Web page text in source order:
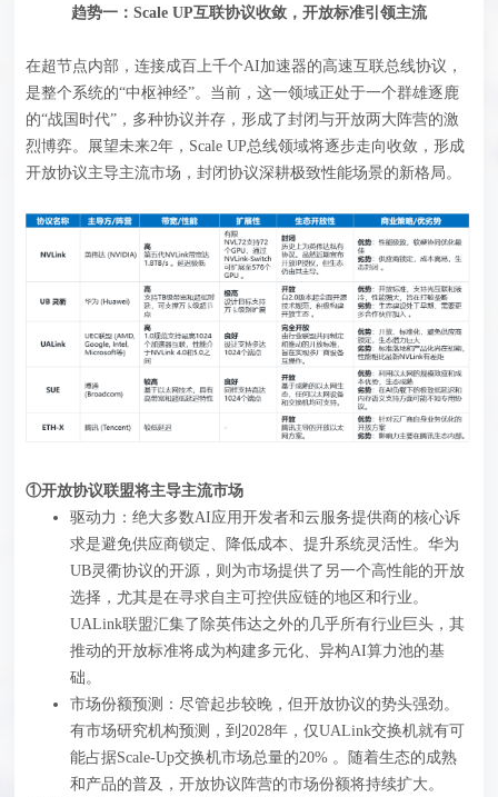
趋势一：Scale UP互联协议收敛，开放标准引领主流
在超节点内部，连接成百上千个AI加速器的高速互联总线协议，
是整个系统的“中枢神经”。当前，这一领域正处于一个群雄逐鹿
的“战国时代”，多种协议并存，形成了封闭与开放两大阵营的激
烈博弈。展望未来2年，Scale UP总线领域将逐步走向收敛，形成
开放协议主导主流市场，封闭协议深耕极致性能场景的新格局。
①开放协议联盟将主导主流市场
驱动力：绝大多数AI应用开发者和云服务提供商的核心诉
求是避免供应商锁定、降低成本、提升系统灵活性。华为
UB灵衢协议的开源，则为市场提供了另一个高性能的开放
选择，尤其是在寻求自主可控供应链的地区和行业。
UALink联盟汇集了除英伟达之外的几乎所有行业巨头，其
推动的开放标准将成为构建多元化、异构AI算力池的基
础。
市场份额预测：尽管起步较晚，但开放协议的势头强劲。
有市场研究机构预测，到2028年，仅UALink交换机就有可
能占据Scale-Up交换机市场总量的20% 。随着生态的成熟
和产品的普及，开放协议阵营的市场份额将持续扩大。